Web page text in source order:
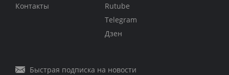
Контакты
Rutube
Telegram
Дзен
Быстрая подписка на новости